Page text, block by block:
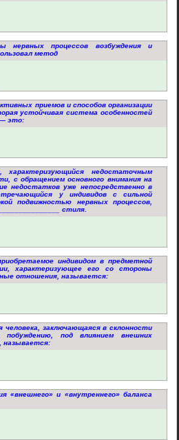
нервных процессов возбуждения и
метод
приемов и способов организации
устойчивая система особенностей
— это:
недостаточным
с обращением основного внимания на
недостатков уже непосредственно в
у индивидов с сильной
подвижностью нервных процессов,
стиля.
индивидом в предметной
характеризующее его со стороны
отношения, называется:
человека, заключающаяся в склонности
побуждению, под влиянием внешних
называется:
«внешнего» и «внутреннего» баланса